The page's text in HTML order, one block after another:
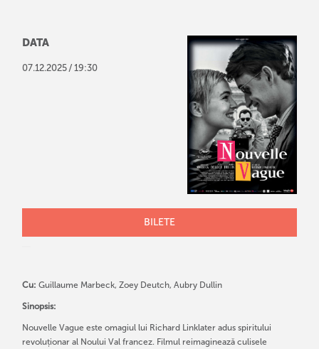
DATA
07.12.2025 / 19:30
BILETE
Cu: Guillaume Marbeck, Zoey Deutch, Aubry Dullin
Sinopsis:
Nouvelle Vague este omagiul lui Richard Linklater adus spiritului
revoluționar al Noului Val francez. Filmul reimaginează culisele